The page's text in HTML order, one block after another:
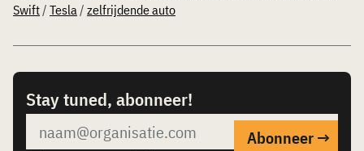
Swift/ Tesla/ zelfrijdende auto
Stay tuned, abonneer!